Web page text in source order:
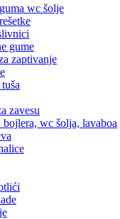
wc šolje
gume
zaptivanje
zavesu
bojlera, wc šolja, lavaboa